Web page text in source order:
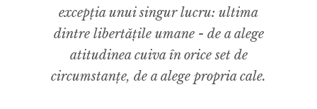
excepția unui singur lucru: ultima
dintre libertățile umane - de a alege
atitudinea cuiva în orice set de
circumstanțe, de a alege propria cale.